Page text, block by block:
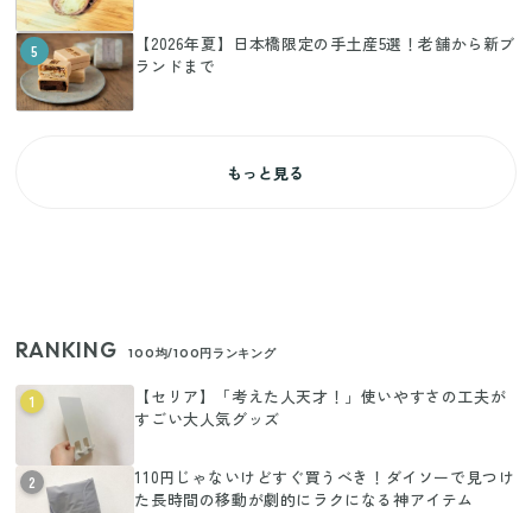
5
【2026年夏】日本橋限定の手土産5選！老舗から新ブ
ランドまで
もっと見る
RANKING 100均/100円ランキング
1
【セリア】「考えた人天才！」使いやすさの工夫が
すごい大人気グッズ
2
110円じゃないけどすぐ買うべき！ダイソーで見つけ
た長時間の移動が劇的にラクになる神アイテム